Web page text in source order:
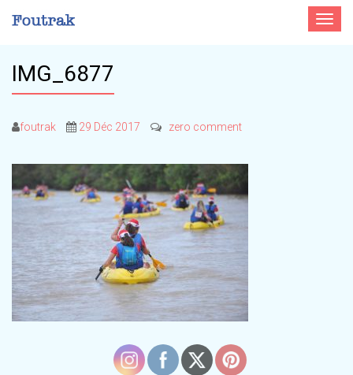
Toggle
IMG_6877
foutrak 29 Déc 2017 zero comment